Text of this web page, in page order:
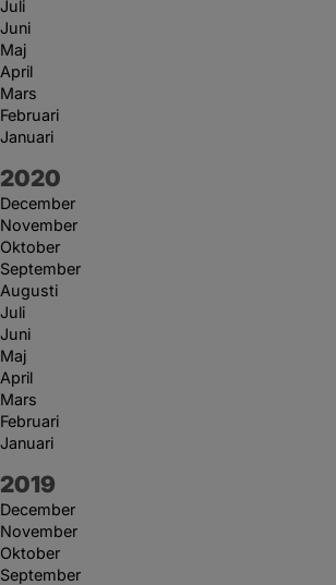
Juli
Juni
Maj
April
Mars
Februari
Januari
År:
2020
December
November
Oktober
September
Augusti
Juli
Juni
Maj
April
Mars
Februari
Januari
År:
2019
December
November
Oktober
September